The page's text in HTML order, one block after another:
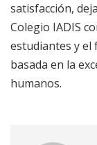
satisfacción,
Colegio IADIS
estudiantes y el
basada en la
humanos.